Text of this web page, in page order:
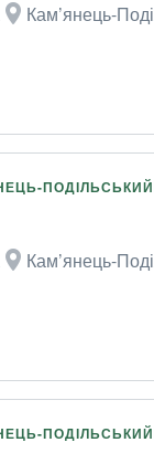
Кам’янець-
ПОДІЛЬСЬКИЙ
Кам’янець-
ПОДІЛЬСЬКИЙ